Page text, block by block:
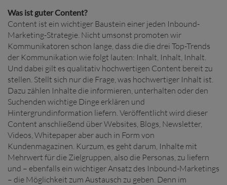
Was ist guter Content?
Content ist ein wichtiger Baustein einer jeden Inbound-
Marketing-Strategie. Nicht umsonst promoten wir
Kommunikatoren schon lange, dass die die drei Top-Trends
der Kommunikation wie folgt lauten: Inhalt, Inhalt, Inhalt.
Und dabei gilt es qualitativ hochwertigen Content bereit zu
stellen. Stellt sich nur die Frage, was hochwertiger Inhalt ist.
Dazu zählen Inhalte die informieren, unterhalten oder den
Suchenden wichtige Dinge erklären und
Hintergrundinformation liefern. Veröffentlicht wird dieser
Content anschließend über Websites, Blogs, Newsletter,
Videos, Whitepaper aber auch in Form von
Kundenmagazinen. Kurzum, es geht darum, Inhalte mit
Mehrwert für die Zielgruppen, also die Personas, zu liefern
und – ebenfalls ein wichtiger Ansatz des Inbound-Marketings
– die Möglichkeit zum Austausch zu geben. Denn im